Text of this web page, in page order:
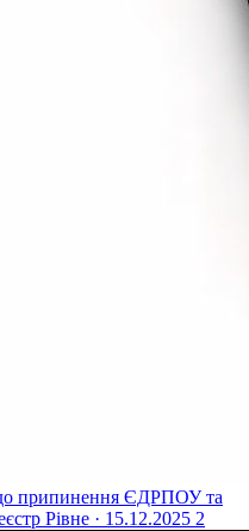
до припинення ЄДРПОУ та
Рівне · 15.12.2025 2